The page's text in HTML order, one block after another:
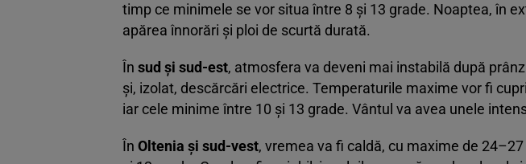
timp ce minimele se vor situa între 8 și 13 grade. Noaptea, în
apărea înnorări și ploi de scurtă durată.
În sud și sud-est, atmosfera va deveni mai instabilă după
și, izolat, descărcări electrice. Temperaturile maxime vor fi
iar cele minime între 10 și 13 grade. Vântul va avea unele
În Oltenia și sud-vest, vremea va fi caldă, cu maxime de